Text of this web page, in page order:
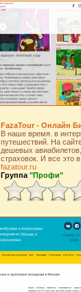
FazaTour - Онлайн
В наше время. в
путешествий. На
дешевых
страховок. И все это
fazatour.ru
Группа "Профи"